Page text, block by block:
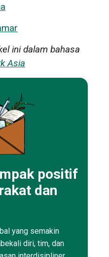
ini dalam bahasa
Asia
positif
dan
yang semakin
diri, tim, dan